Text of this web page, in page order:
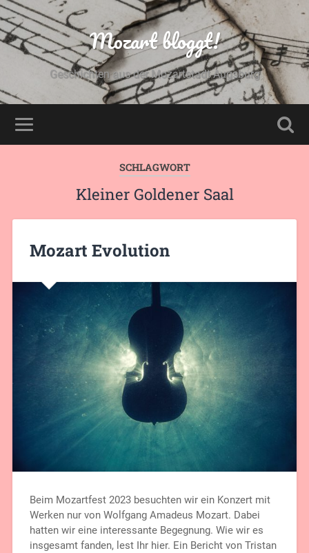
Mozart bloggt!
Geschichten aus der Mozartstadt Augsburg
SCHLAGWORT
Kleiner Goldener Saal
Mozart Evolution
Beim Mozartfest 2023 besuchten wir ein Konzert mit
Werken nur von Wolfgang Amadeus Mozart. Dabei
hatten wir eine interessante Begegnung. Wie wir es
insgesamt fanden, lest Ihr hier. Ein Bericht von Tristan